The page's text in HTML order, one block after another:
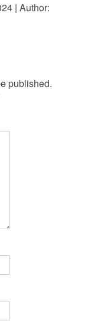
| Author:
published.